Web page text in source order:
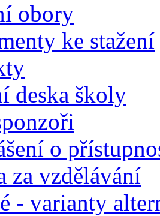
obory
ke stažení
deska školy
o
za vzdělávání
- varianty